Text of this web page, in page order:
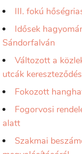
III. fokú
Idősek
Sándorfalván
Változott a
utcák
Fokozott
Fogorvosi
alatt
Szakmai